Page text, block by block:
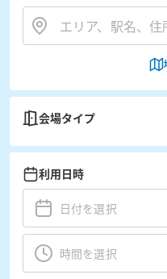
会場タイプ
利用日時